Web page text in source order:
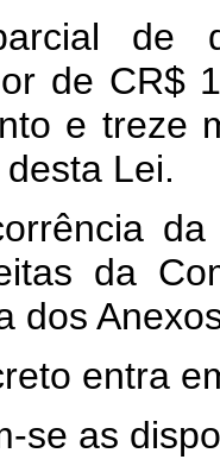
de
de CR$
e treze
Lei.
da
dos
entra
se as